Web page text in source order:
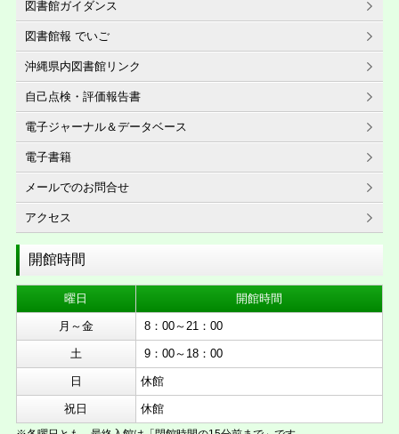
図書館ガイダンス
図書館報 でいご
沖縄県内図書館リンク
自己点検・評価報告書
電子ジャーナル＆データベース
電子書籍
メールでのお問合せ
アクセス
開館時間
曜日 開館時間
月～金 8：00～21：00
土 9：00～18：00
日 休館
祝日 休館